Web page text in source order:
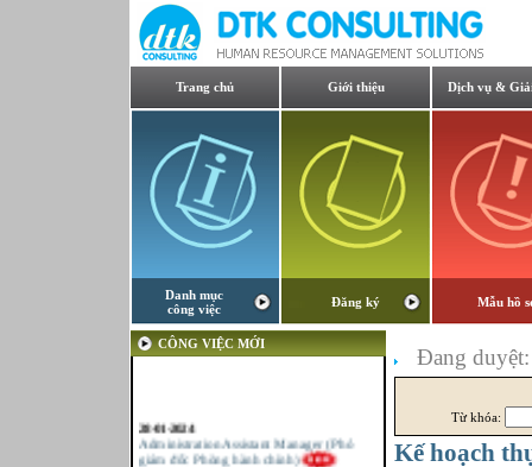
Trang chủ Giới thiệu Dịch vụ &
Danh mục
công việc
Đăng ký Mẫu hồ
CÔNG VIỆC MỚI
28-01-2024
Administration Assistant Manager (Phó
giám đốc Phòng hành chính)
Đang
Từ khóa:
Kế hoạch